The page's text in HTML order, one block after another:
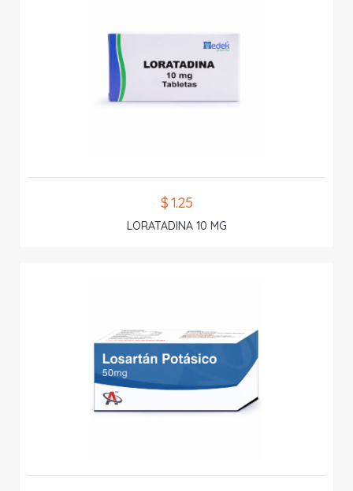
$ 1.25
LORATADINA 10 MG